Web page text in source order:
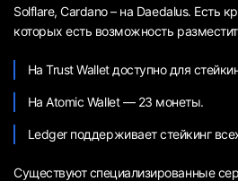
Solflare, Cardano – на Daedalus. Есть
которых есть возможность
На Trust Wallet доступно для
На Atomic Wallet — 23 монеты.
Ledger поддерживает стейкинг
Существуют специализированные